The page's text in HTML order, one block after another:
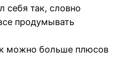
себя так, словно
продумывать
можно больше плюсов